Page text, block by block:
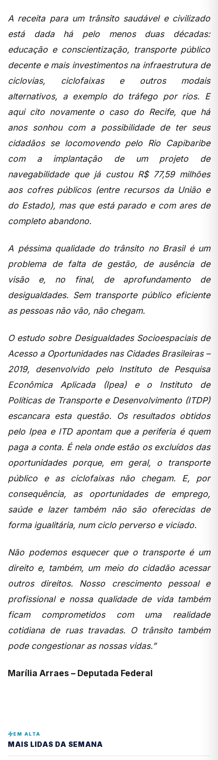
A receita para um trânsito saudável e civilizado
está dada há pelo menos duas décadas:
educação e conscientização, transporte público
decente e mais investimentos na infraestrutura de
ciclovias, ciclofaixas e outros modais
alternativos, a exemplo do tráfego por rios. E
aqui cito novamente o caso do Recife, que há
anos sonhou com a possibilidade de ter seus
cidadãos se locomovendo pelo Rio Capibaribe
com a implantação de um projeto de
navegabilidade que já custou R$ 77,59 milhões
aos cofres públicos (entre recursos da União e
do Estado), mas que está parado e com ares de
completo abandono.
A péssima qualidade do trânsito no Brasil é um
problema de falta de gestão, de ausência de
visão e, no final, de aprofundamento de
desigualdades. Sem transporte público eficiente
as pessoas não vão, não chegam.
O estudo sobre Desigualdades Socioespaciais de
Acesso a Oportunidades nas Cidades Brasileiras –
2019, desenvolvido pelo Instituto de Pesquisa
Econômica Aplicada (Ipea) e o Instituto de
Políticas de Transporte e Desenvolvimento (ITDP)
escancara esta questão. Os resultados obtidos
pelo Ipea e ITD apontam que a periferia é quem
paga a conta. É nela onde estão os excluídos das
oportunidades porque, em geral, o transporte
público e as ciclofaixas não chegam. E, por
consequência, as oportunidades de emprego,
saúde e lazer também não são oferecidas de
forma igualitária, num ciclo perverso e viciado.
Não podemos esquecer que o transporte é um
direito e, também, um meio do cidadão acessar
outros direitos. Nosso crescimento pessoal e
profissional e nossa qualidade de vida também
ficam comprometidos com uma realidade
cotidiana de ruas travadas. O trânsito também
pode congestionar as nossas vidas.”
Marília Arraes – Deputada Federal
EM ALTA
MAIS LIDAS DA SEMANA